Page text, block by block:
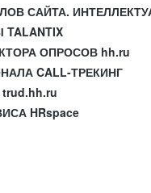
САЙТА.
ОПРОСОВ hh.ru
CALL-ТРЕКИНГ
HRspace